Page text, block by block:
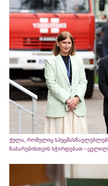
ქულა, რომელიც
ჩაბარებისთვის სჭირდებათ -